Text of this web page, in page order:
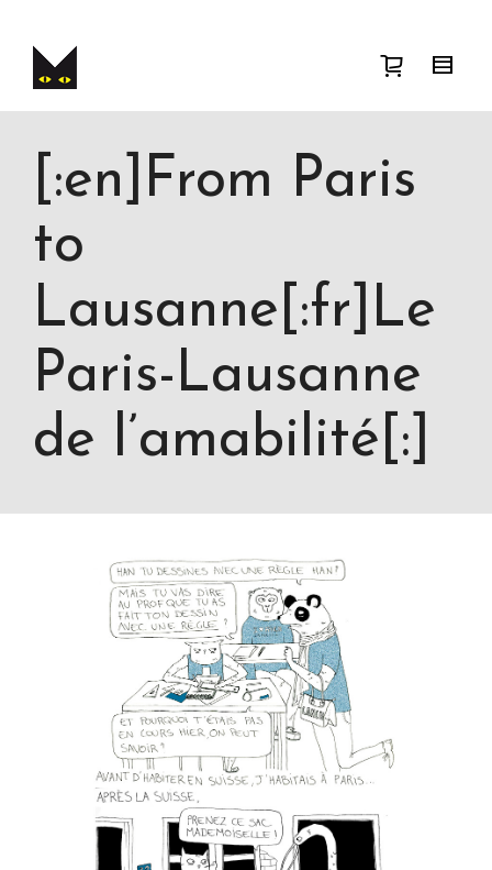
[:en]From Paris
to
Lausanne[:fr]Le
Paris-Lausanne
de l’amabilité[:]